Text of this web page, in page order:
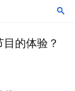

的体验？